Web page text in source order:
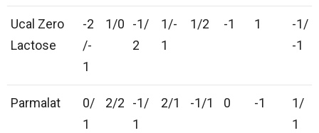
Ucal Zero
Lactose
-2
/-
1
1/0
-1/
2
1/-
1
1/2 -1 1
-1/
-1
Parmalat
0/
1
2/2
-1/
1
2/1 -1/1 0 -1
1/
1